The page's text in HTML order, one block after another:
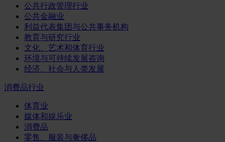
公共行政管理行业
公共金融业
利益代表集团与公共事务机构
教育与研究行业
文化、艺术和体育行业
环境与可持续发展咨询
经济、社会与人类发展
消费品行业
体育业
媒体和娱乐业
消费品
零售、服装与奢侈品